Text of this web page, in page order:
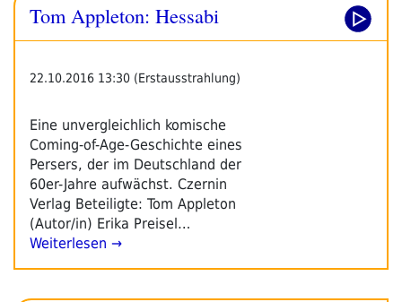
Tom Appleton: Hessabi
22.10.2016 13:30 (Erstausstrahlung)
Eine unvergleichlich komische
Coming-of-Age-Geschichte eines
Persers, der im Deutschland der
60er-Jahre aufwächst. Czernin
Verlag Beteiligte: Tom Appleton
(Autor/in) Erika Preisel…
Weiterlesen →